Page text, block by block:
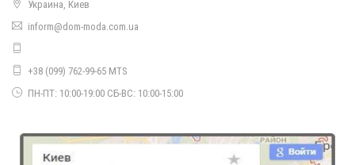
Стильне плаття жіноче з мереживним рукавом
Украина, Киев
inform@dom-moda.com.ua
+38 (099) 762-99-65 MTS
ПН-ПТ: 10:00-19:00 СБ-ВС: 10:00-15:00